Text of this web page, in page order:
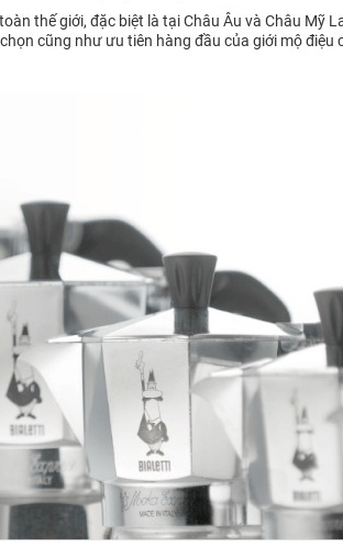
thế giới, đặc biệt là tại Châu Âu và Châu Mỹ
cũng như ưu tiên hàng đầu của giới mộ điệu